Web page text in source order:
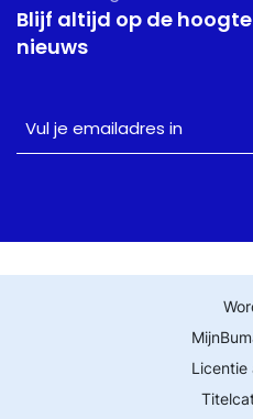
Blijf altijd op de
nieuws
je
Licentie